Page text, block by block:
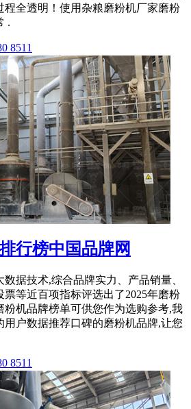
程全透明！使用杂粮磨粉机厂家磨粉
.
8511
行榜中国品牌网
据技术,综合品牌实力、产品销量、
票等近百项指标评选出了2025年磨粉
粉机品牌榜单可供您作为选购参考,我
用户数据推荐口碑的磨粉机品牌,让您
8511